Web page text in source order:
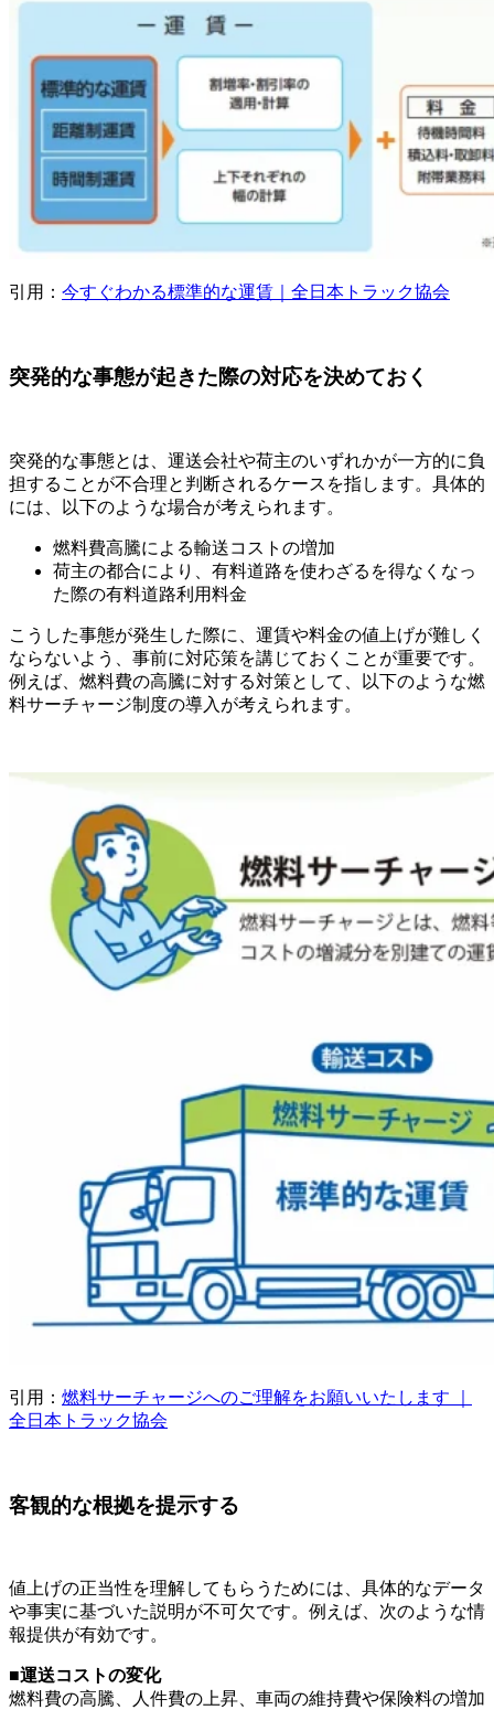
引用： 今すぐわかる標準的な運賃｜全日本トラック協会
突発的な事態が起きた際の対応を決めておく
突発的な事態とは、運送会社や荷主のいずれかが一方的に負
担することが不合理と判断されるケースを指します。具体的
には、以下のような場合が考えられます。
燃料費高騰による輸送コストの増加
荷主の都合により、有料道路を使わざるを得なくなっ
た際の有料道路利用料金
こうした事態が発生した際に、運賃や料金の値上げが難しく
ならないよう、事前に対応策を講じておくことが重要です。
例えば、燃料費の高騰に対する対策として、以下のような燃
料サーチャージ制度の導入が考えられます。
引用： 燃料サーチャージへのご理解をお願いいたします ｜
全日本トラック協会
客観的な根拠を提示する
値上げの正当性を理解してもらうためには、具体的なデータ
や事実に基づいた説明が不可欠です。例えば、次のような情
報提供が有効です。
■運送コストの変化
燃料費の高騰、人件費の上昇、車両の維持費や保険料の増加